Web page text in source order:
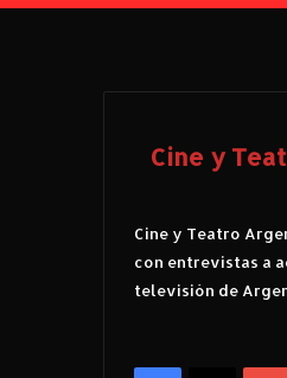
Cine y
Cine y Teatro
con entrevistas a
televisión de